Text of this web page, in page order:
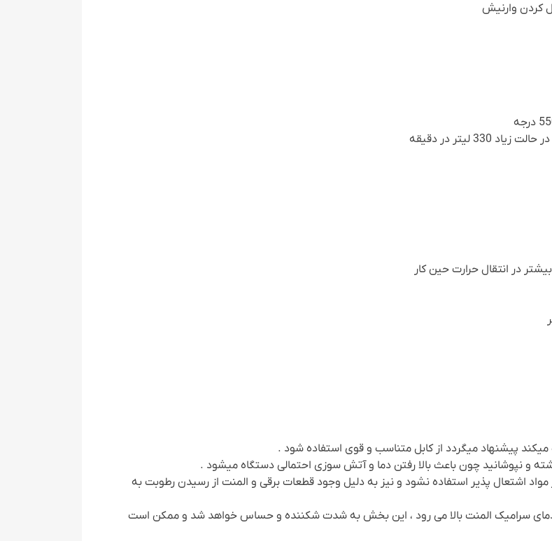
کردن وارنیش
330 لیتر در دقیقه
در انتقال حرارت حین کار
میکند پیشنهاد میگردد از کابل متناسب و قوی استفاده شود .
و نپوشانید چون باعث بالا رفتن دما و آتش سوزی احتمالی دستگاه میشود .
مواد اشتعال پذیر استفاده نشود و نیز به دلیل وجود قطعات برقی و المنت از رسیدن رطوبت به
دمای سرامیک المنت بالا می رود ، این بخش به شدت شکننده و حساس خواهد شد و ممکن است